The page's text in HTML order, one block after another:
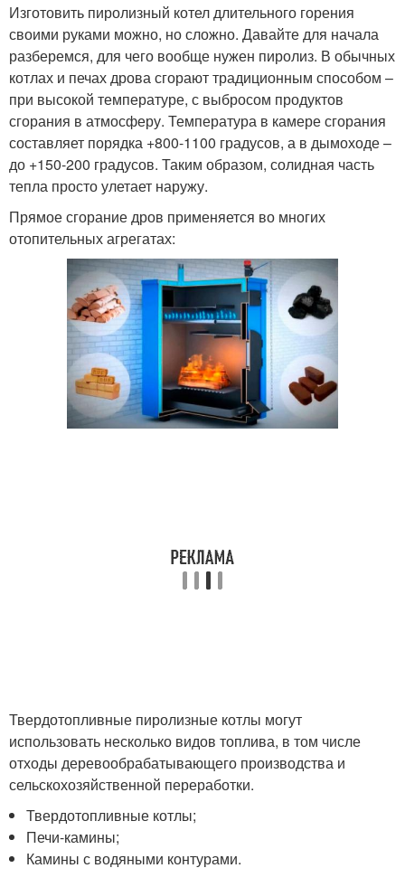
Изготовить пиролизный котел длительного горения
своими руками можно, но сложно. Давайте для начала
разберемся, для чего вообще нужен пиролиз. В обычных
котлах и печах дрова сгорают традиционным способом –
при высокой температуре, с выбросом продуктов
сгорания в атмосферу. Температура в камере сгорания
составляет порядка +800-1100 градусов, а в дымоходе –
до +150-200 градусов. Таким образом, солидная часть
тепла просто улетает наружу.
Прямое сгорание дров применяется во многих
отопительных агрегатах:
Твердотопливные пиролизные котлы могут
использовать несколько видов топлива, в том числе
отходы деревообрабатывающего производства и
сельскохозяйственной переработки.
Твердотопливные котлы;
Печи-камины;
Камины с водяными контурами.